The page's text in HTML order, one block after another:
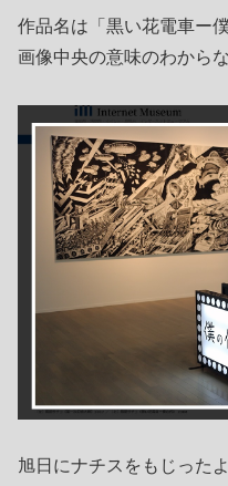
作品名は「黒い花電車ー
画像中央の意味のわから
旭日にナチスをもじった